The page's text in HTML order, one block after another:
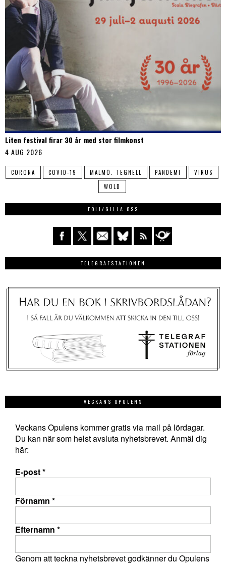
Liten festival firar 30 år med stor filmkonst
4 AUG 2026
CORONA COVID-19 MALMÖ. TEGNELL PANDEMI
VIRUS
WOLD
FÖLJ/GILLA OSS
TELEGRAFSTATIONEN
VECKANS OPULENS
Veckans Opulens kommer gratis via mail på lördagar.
Du kan när som helst avsluta nyhetsbrevet. Anmäl dig
här:
E-post*
Förnamn *
Efternamn *
Genom att teckna nyhetsbrevet godkänner du Opulens